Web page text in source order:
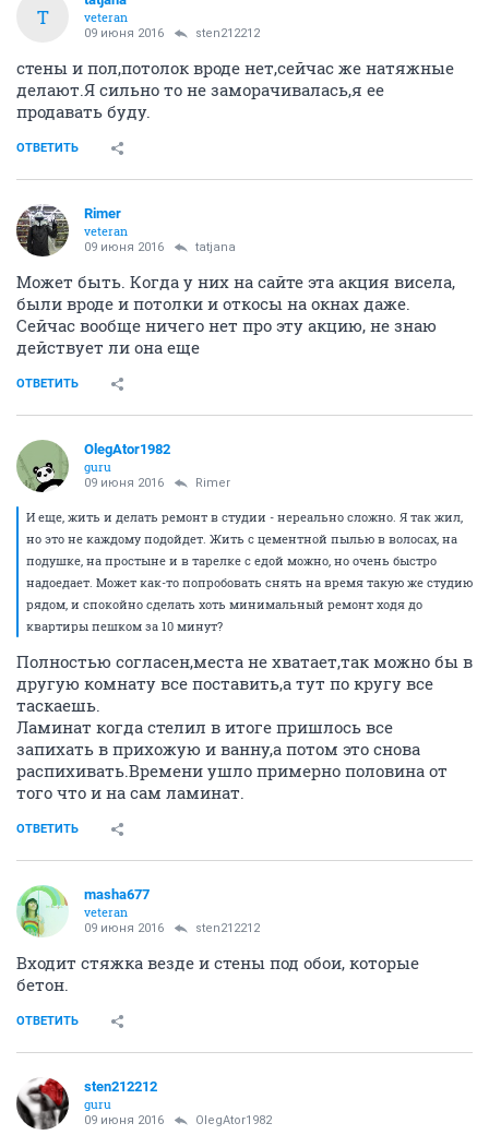
T
veteran
09 июня 2016 sten212212
стены и пол,потолок вроде нет,сейчас же натяжные
делают.Я сильно то не заморачивалась,я ее
продавать буду.
ОТВЕТИТЬ
Rimer
veteran
09 июня 2016 tatjana
Может быть. Когда у них на сайте эта акция висела,
были вроде и потолки и откосы на окнах даже.
Сейчас вообще ничего нет про эту акцию, не знаю
действует ли она еще
ОТВЕТИТЬ
OlegAtor1982
guru
09 июня 2016 Rimer
И еще, жить и делать ремонт в студии - нереально сложно. Я так жил,
но это не каждому подойдет. Жить с цементной пылью в волосах, на
подушке, на простыне и в тарелке с едой можно, но очень быстро
надоедает. Может как-то попробовать снять на время такую же студию
рядом, и спокойно сделать хоть минимальный ремонт ходя до
квартиры пешком за 10 минут?
Полностью согласен,места не хватает,так можно бы в
другую комнату все поставить,а тут по кругу все
таскаешь.
Ламинат когда стелил в итоге пришлось все
запихать в прихожую и ванну,а потом это снова
распихивать.Времени ушло примерно половина от
того что и на сам ламинат.
ОТВЕТИТЬ
masha677
veteran
09 июня 2016 sten212212
Входит стяжка везде и стены под обои, которые
бетон.
ОТВЕТИТЬ
sten212212
guru
09 июня 2016 OlegAtor1982